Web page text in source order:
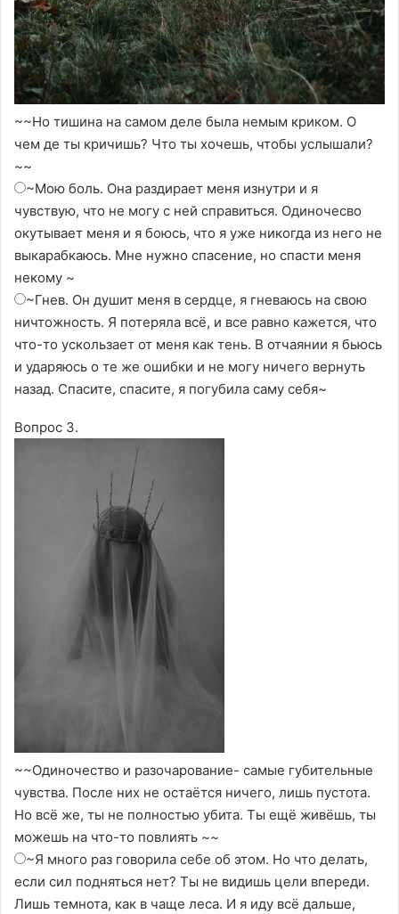
~~Но тишина на самом деле была немым криком. О
чем де ты кричишь? Что ты хочешь, чтобы услышали?
~~
~Мою боль. Она раздирает меня изнутри и я
чувствую, что не могу с ней справиться. Одиночесво
окутывает меня и я боюсь, что я уже никогда из него не
выкарабкаюсь. Мне нужно спасение, но спасти меня
некому ~
~Гнев. Он душит меня в сердце, я гневаюсь на свою
ничтожность. Я потеряла всё, и все равно кажется, что
что-то ускользает от меня как тень. В отчаянии я бьюсь
и ударяюсь о те же ошибки и не могу ничего вернуть
назад. Спасите, спасите, я погубила саму себя~
Вопрос 3.
~~Одиночество и разочарование- самые губительные
чувства. После них не остаётся ничего, лишь пустота.
Но всё же, ты не полностью убита. Ты ещё живёшь, ты
можешь на что-то повлиять ~~
~Я много раз говорила себе об этом. Но что делать,
если сил подняться нет? Ты не видишь цели впереди.
Лишь темнота, как в чаще леса. И я иду всё дальше,